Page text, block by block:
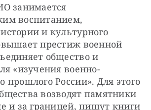
занимается
воспитанием,
и культурного
престиж военной
общество и
«изучения военно-
прошлого России». Для этого
возводят памятники
и за границей, пишут книги